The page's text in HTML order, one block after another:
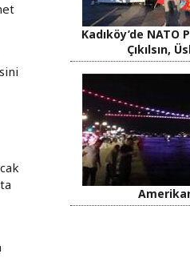
Kadıköy’de NATO
Çıkılsın,